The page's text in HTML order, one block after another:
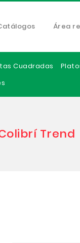
Área
Cuadradas
Trend